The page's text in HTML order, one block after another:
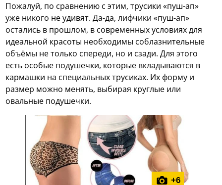
Пожалуй, по сравнению с этим, трусики «пуш-ап»
уже никого не удивят. Да-да, лифчики «пуш-ап»
остались в прошлом, в современных условиях для
идеальной красоты необходимы соблазнительные
объёмы не только спереди, но и сзади. Для этого
есть особые подушечки, которые вкладываются в
кармашки на специальных трусиках. Их форму и
размер можно менять, выбирая круглые или
овальные подушечки.
+6